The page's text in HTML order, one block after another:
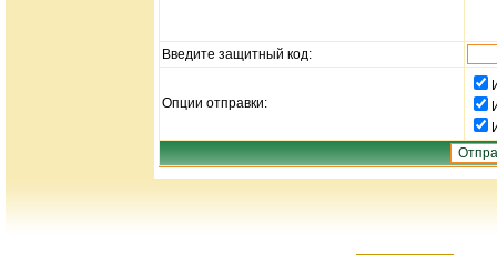
Введите защитный код:
Опции отправки: